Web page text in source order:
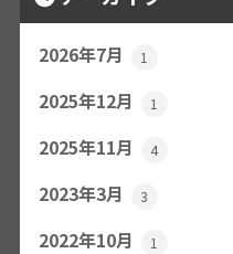
2026年7月 1
2025年12月 1
2025年11月 4
2023年3月 3
2022年10月 1